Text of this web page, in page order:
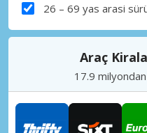
26 – 69 yas arasi
Araç
17.9